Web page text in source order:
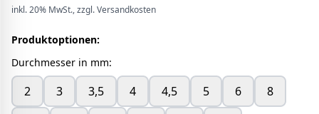
inkl.20% MwSt., zzgl. Versandkosten
Produktoptionen:
Durchmesser in mm:
2 3 3,5 4 4,5 5 6
8